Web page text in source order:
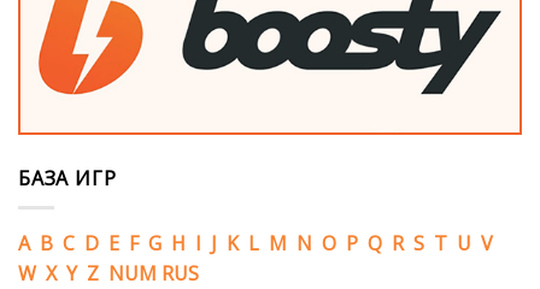
БАЗА ИГР
A B C D E F G H I J K L M N O P Q R S T U V
W X Y Z NUM RUS